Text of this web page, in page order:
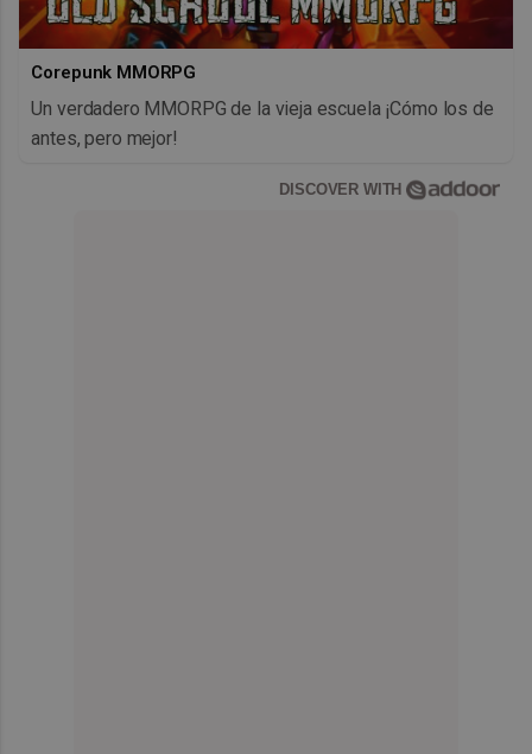
Corepunk MMORPG
Un verdadero MMORPG de la vieja escuela ¡Cómo los de
antes, pero mejor!
DISCOVER WITH